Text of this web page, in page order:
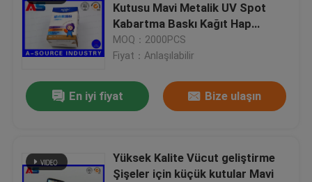
Ürünler
Kutusu Mavi Metalik UV Spot
Kabartma Baskı Kağıt Hap
Kutusu
MOQ：2000PCS
Fiyat：Anlaşılabilir
En iyi fiyat Bize ulaşın
Yüksek Kalite Vücut geliştirme
Şişeler için küçük kutular Mavi